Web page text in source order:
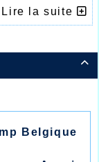

Belgique
Lire la suite